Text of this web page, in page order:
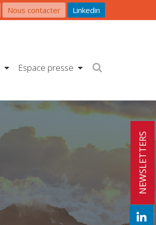
Nous contacter Linkedin
Espace presse
NEWSLETTERS